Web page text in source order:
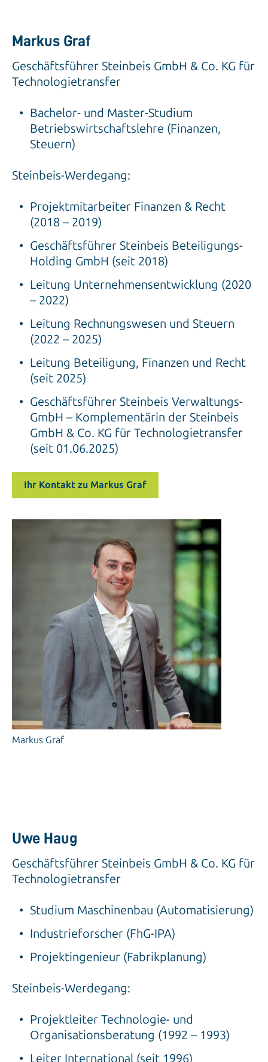
Markus Graf
Markus Graf
Geschäftsführer Steinbeis GmbH & Co. KG für
Technologietransfer
Bachelor- und Master-Studium
Betriebswirtschaftslehre (Finanzen,
Steuern)
Steinbeis-Werdegang:
Projektmitarbeiter Finanzen & Recht
(2018 – 2019)
Geschäftsführer Steinbeis Beteiligungs-
Holding GmbH (seit 2018)
Leitung Unternehmensentwicklung (2020
– 2022)
Leitung Rechnungswesen und Steuern
(2022 – 2025)
Leitung Beteiligung, Finanzen und Recht
(seit 2025)
Geschäftsführer Steinbeis Verwaltungs-
GmbH – Komplementärin der Steinbeis
GmbH & Co. KG für Technologietransfer
(seit 01.06.2025)
Ihr Kontakt zu Markus Graf
Uwe Haug
Geschäftsführer Steinbeis GmbH & Co. KG für
Technologietransfer
Studium Maschinenbau (Automatisierung)
Industrieforscher (FhG-IPA)
Projektingenieur (Fabrikplanung)
Steinbeis-Werdegang:
Projektleiter Technologie- und
Organisationsberatung (1992 – 1993)
Leiter International (seit 1996)